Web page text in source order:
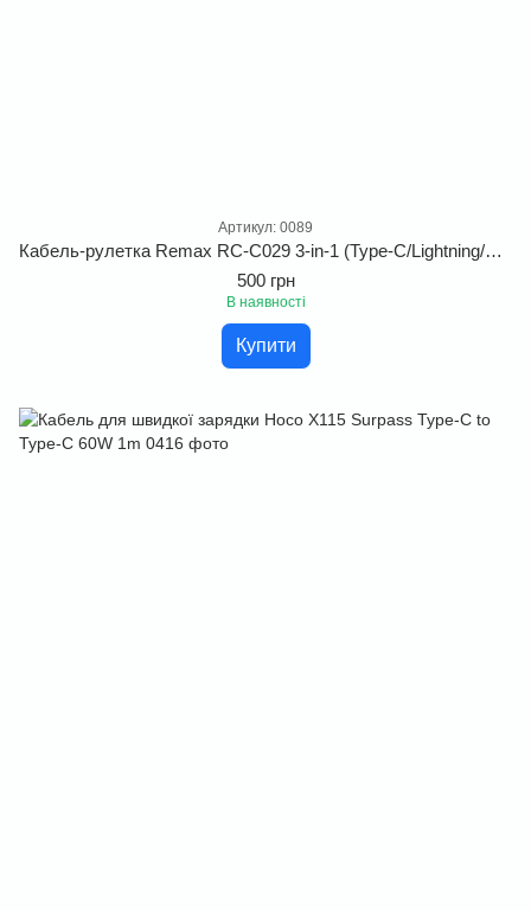
Артикул: 0089
Кабель-рулетка Remax RC-C029 3-in-1 (Type-C/Lightning/Micro): швидка зарядка для iPhone та Android. Purple
500 грн
В наявності
Купити